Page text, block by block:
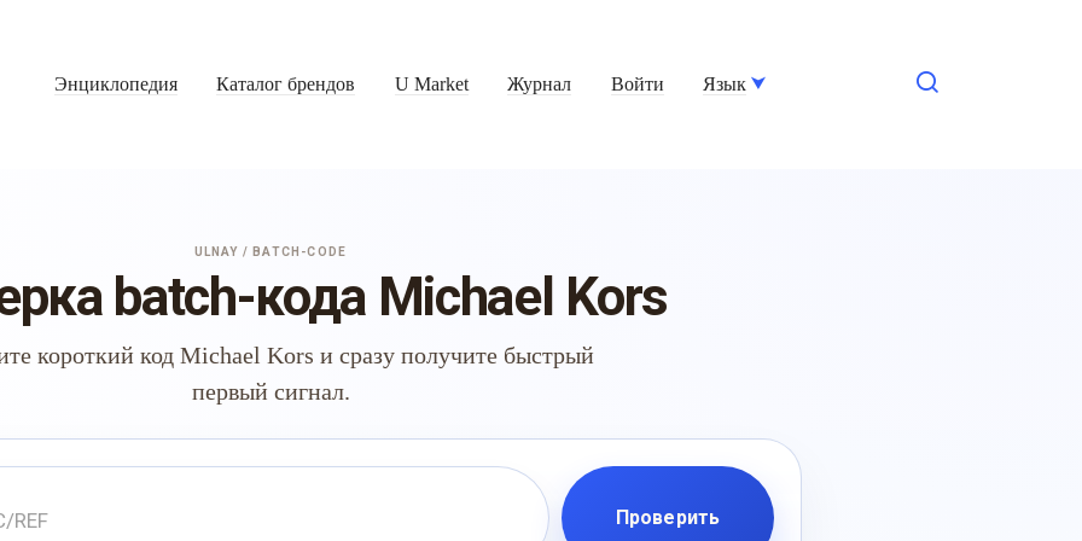
Энциклопедия Каталог брендов U Market Журнал Войти Язык
ULNAY / BATCH-CODE
batch-кода Michael Kors
короткий код Michael Kors и сразу получите быстрый
первый сигнал.
Проверить